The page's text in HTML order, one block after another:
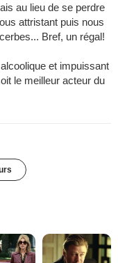
au lieu de se perdre
attristant puis nous
Bref, un régal!
et impuissant
le meilleur acteur du